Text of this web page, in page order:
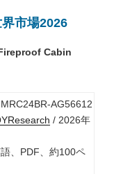
市場2026
Cabin
AG56612
/ 2026年
、PDF、約100ペ